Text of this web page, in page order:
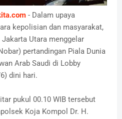
- Dalam upaya
kepolisian dan masyarakat,
Utara menggelar
pertandingan Piala Dunia
Arab Saudi di Lobby
dini hari.
pukul 00.10 WIB tersebut
Koja Kompol Dr. H.